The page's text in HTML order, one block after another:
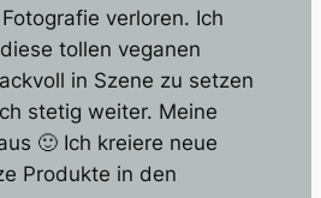
verloren. Ich
tollen veganen
in Szene zu setzen
stetig weiter. Meine
🙂 Ich kreiere neue
Produkte in den